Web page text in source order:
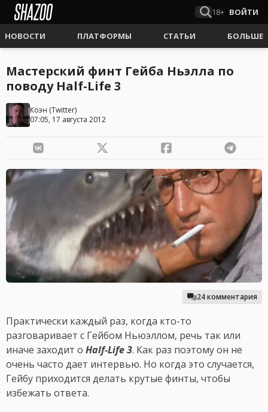
18+ ВОЙТИ
НОВОСТИ ПЛАТФОРМЫ СТАТЬИ БОЛЬШЕ
Мастерский финт Гейба Ньэлла по
поводу Half-Life 3
Коэн (Twitter)
07:05, 17 августа 2012
24 комментария
Практически каждый раз, когда кто-то
разговаривает с Гейбом Ньюэллом, речь так или
иначе заходит о Half-Life 3. Как раз поэтому он не
очень часто дает интервью. Но когда это случается,
Гейбу приходится делать крутые финты, чтобы
избежать ответа.